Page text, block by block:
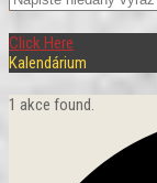
Click Here
Kalendárium
1 akce found.